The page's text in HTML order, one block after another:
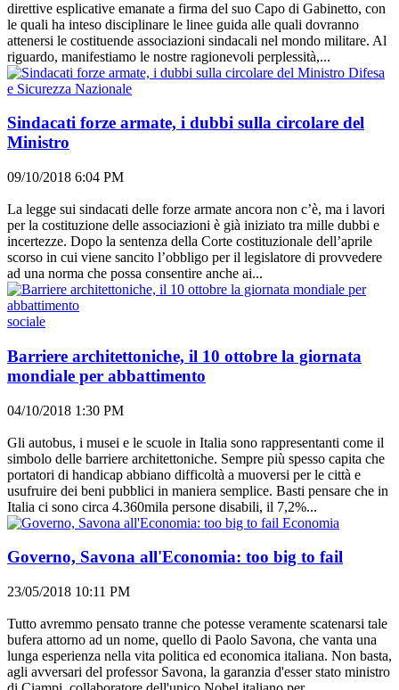
direttive esplicative emanate a firma del suo Capo di Gabinetto, con
le quali ha inteso disciplinare le linee guida alle quali dovranno
attenersi le costituende associazioni sindacali nel mondo militare. Al
riguardo, manifestiamo le nostre ragionevoli perplessità,...
Difesa
e Sicurezza Nazionale
Sindacati forze armate, i dubbi sulla circolare del
Ministro
09/10/2018 6:04 PM
La legge sui sindacati delle forze armate ancora non c’è, ma i lavori
per la costituzione delle associazioni è già iniziato tra mille dubbi e
incertezze. Dopo la sentenza della Corte costituzionale dell’aprile
scorso in cui viene sancito l’obbligo per il legislatore di provvedere
ad una norma che possa consentire anche ai...
sociale
Barriere architettoniche, il 10 ottobre la giornata
mondiale per abbattimento
04/10/2018 1:30 PM
Gli autobus, i musei e le scuole in Italia sono rappresentanti come il
simbolo delle barriere architettoniche. Sempre più spesso capita che
portatori di handicap abbiano difficoltà a muoversi per le città e
usufruire dei beni pubblici in maniera semplice. Basti pensare che in
Italia ci sono circa 4.360mila persone disabili, il 7,2%...
Economia
Governo, Savona all'Economia: too big to fail
23/05/2018 10:11 PM
Tutto avremmo pensato tranne che potesse veramente scatenarsi tale
bufera attorno ad un nome, quello di Paolo Savona, che vanta una
lunga esperienza nella vita politica ed economica italiana. Non basta,
agli avversari del professor Savona, la garanzia d'esser stato ministro